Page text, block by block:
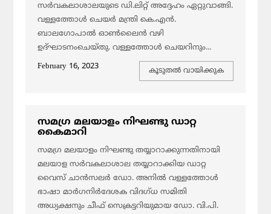
സര്‍വകലാശാലയുടെ ഡി.ലിറ്റ്‌ അദ്ദേഹം ഏറ്റുവാങ്ങി.
വള്ളത്തോൾ ചെയര്‍ മന്ത്രി കെ.എന്‍.
ബാലഗോപാല്‍ ഓണ്‍ലൈന്‍ വഴി
ഉദ്ഘാടനംചെയ്തു. വള്ളത്തോൾ ചെയറിനും...
February 16, 2023
കൂടുതല്‍ വായിക്കുക
സമഗ്ര മലയാളം നിഘണ്ടു ഡാറ്റ
കൈമാറി
സമഗ്ര മലയാളം നിഘണ്ടു തയ്യാറാക്കുന്നതിനായി
മലയാള സർവകലാശാല തയ്യാറാക്കിയ ഡാറ്റ
വൈസ് ചാൻസലർ ഡോ. അനിൽ വള്ളത്തോൾ
ഭാഷാ മാർഗനിർദേശക വിദഗ്‌ധ സമിതി
അധ്യക്ഷനും ചീഫ് സെക്രട്ടറിയുമായ ഡോ. വി.പി.